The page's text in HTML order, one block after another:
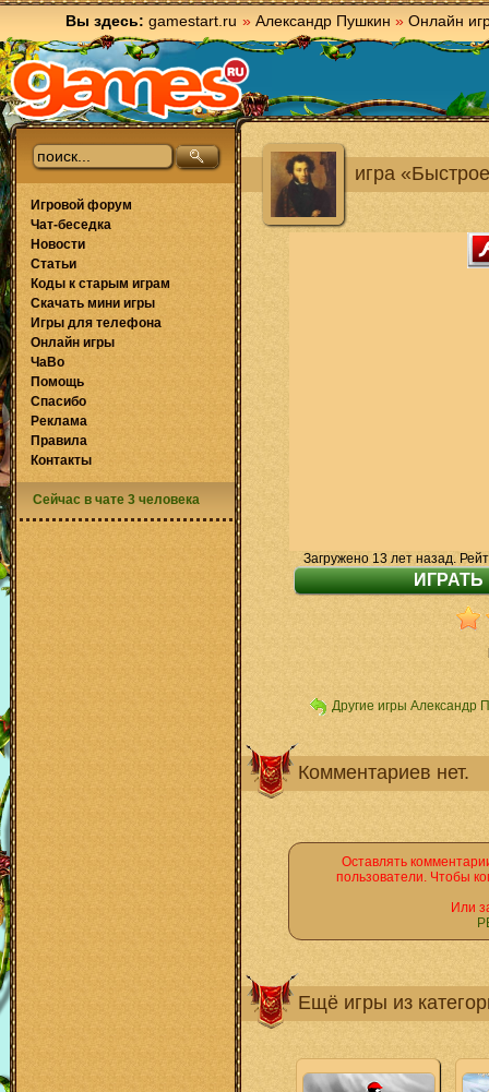
Вы здесь: gamestart.ru » Александр Пушкин » Онлайн
игра
Загружено 13 лет назад.
Другие игры Александр
Комментариев нет.
Оставлять
пользователи. Чтобы
Или
Ещё игры из
Игровой форум
Чат-беседка
Новости
Статьи
Коды к старым играм
Скачать мини игры
Игры для телефона
Онлайн игры
ЧаВо
Помощь
Спасибо
Реклама
Правила
Контакты
Сейчас в чате 3 человека